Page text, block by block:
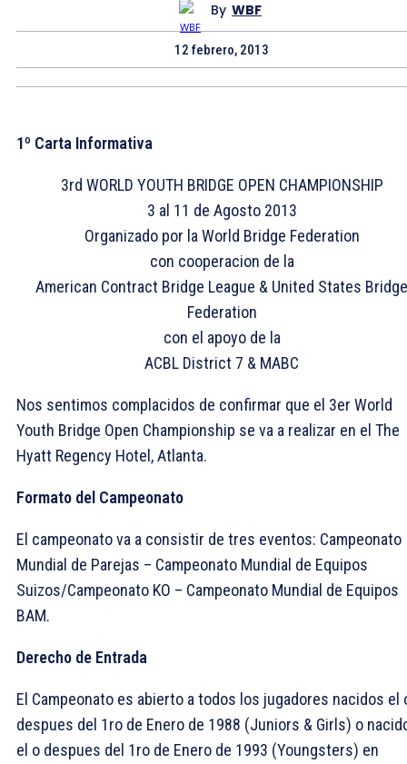
By WBF
12 febrero, 2013
1º Carta Informativa
3rd WORLD YOUTH BRIDGE OPEN CHAMPIONSHIP
3 al 11 de Agosto 2013
Organizado por la World Bridge Federation
con cooperacion de la
American Contract Bridge League & United States Bridge
Federation
con el apoyo de la
ACBL District 7 & MABC
Nos sentimos complacidos de confirmar que el 3er World
Youth Bridge Open Championship se va a realizar en el The
Hyatt Regency Hotel, Atlanta.
Formato del Campeonato
El campeonato va a consistir de tres eventos: Campeonato
Mundial de Parejas – Campeonato Mundial de Equipos
Suizos/Campeonato KO – Campeonato Mundial de Equipos
BAM.
Derecho de Entrada
El Campeonato es abierto a todos los jugadores nacidos el
despues del 1ro de Enero de 1988 (Juniors & Girls) o
el o despues del 1ro de Enero de 1993 (Youngsters) en